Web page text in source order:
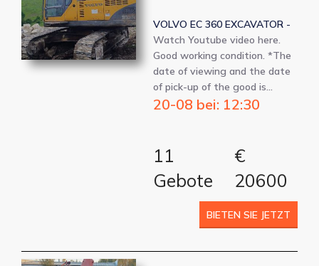
VOLVO EC 360 EXCAVATOR -
Watch Youtube video here.
Good working condition. *The
date of viewing and the date
of pick-up of the good is…
20-08 bei: 12:30
11
Gebote
€
20600
BIETEN SIE JETZT